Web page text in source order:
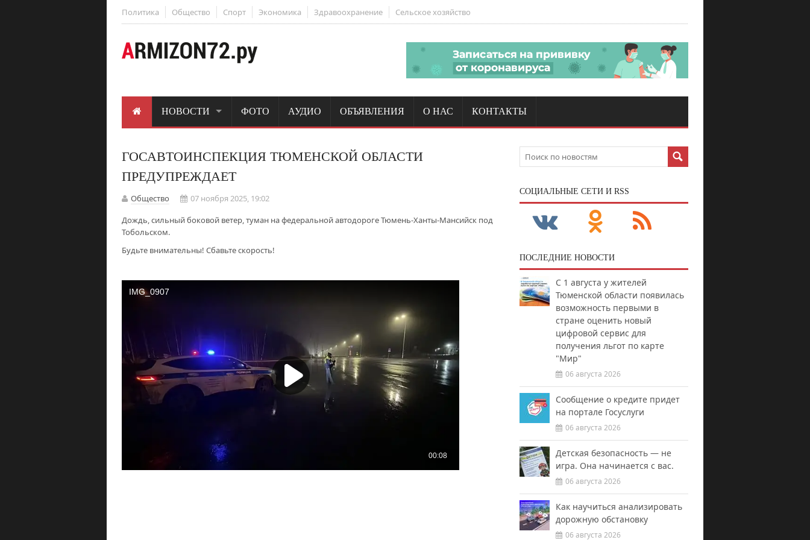
Политика Общество Спорт Экономика Здравоохранение Сельское хозяйство
НОВОСТИ ФОТО АУДИО ОБЪЯВЛЕНИЯ О НАС КОНТАКТЫ
ГОСАВТОИНСПЕКЦИЯ ТЮМЕНСКОЙ ОБЛАСТИ
ПРЕДУПРЕЖДАЕТ
Общество
07 ноября 2025, 19:02
Дождь, сильный боковой ветер, туман на федеральной автодороге Тюмень-Ханты-Мансийск под
Тобольском.
Будьте внимательны! Сбавьте скорость!
CОЦИАЛЬНЫЕ СЕТИ И RSS
ПОСЛЕДНИЕ НОВОСТИ
С 1 августа у жителей
Тюменской области появилась
возможность первыми в
стране оценить новый
цифровой сервис для
получения льгот по карте
"Мир"
06 августа 2026
Сообщение о кредите придет
на портале Госуслуги
06 августа 2026
Детская безопасность — не
игра. Она начинается с вас.
06 августа 2026
Как научиться анализировать
дорожную обстановку
06 августа 2026